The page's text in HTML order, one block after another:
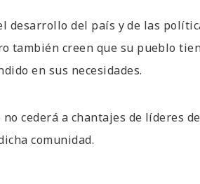
desarrollo del país y de las
también creen que su pueblo
en sus necesidades.
cederá a chantajes de líderes
comunidad.